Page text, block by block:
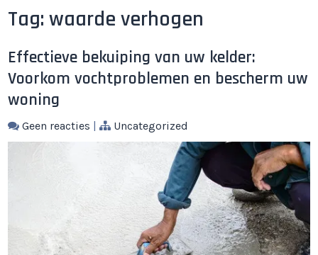
Tag:waarde verhogen
Effectieve bekuiping van uw kelder:
Voorkom vochtproblemen en bescherm uw
woning
Geen reacties | Uncategorized